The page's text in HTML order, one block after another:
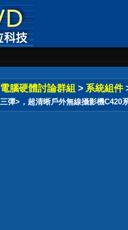
電腦硬體討論群組 > 系統組件
彈>，超清晰戶外無線攝影機C420